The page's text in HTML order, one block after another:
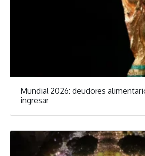
Mundial 2026: deudores
ingresar